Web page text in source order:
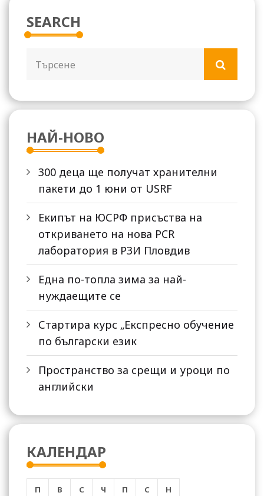
SEARCH
НАЙ-НОВО
300 деца ще получат хранителни
пакети до 1 юни от USRF
Екипът на ЮСРФ присъства на
откриването на нова PCR
лаборатория в РЗИ Пловдив
Една по-топла зима за най-
нуждаещите се
Стартира курс „Експресно обучение
по български език
Пространство за срещи и уроци по
английски
КАЛЕНДАР
П В С Ч П С Н